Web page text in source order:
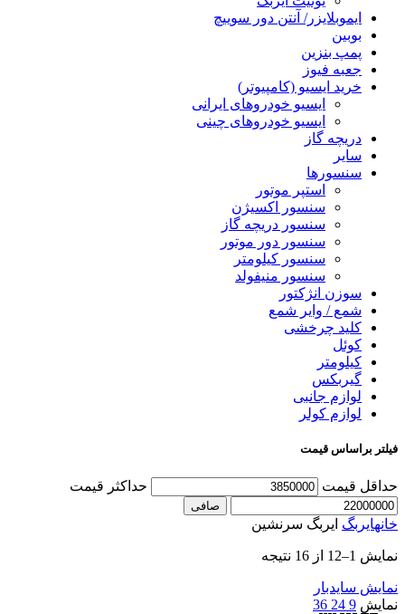
ایموبلایزر/ آنتن دور سوییچ
بوبین
پمپ بنزین
جعبه فیوز
خرید ایسیو (کامپیوتر)
ایسیو خودروهای ایرانی
ایسیو خودروهای چینی
دریچه گاز
سایر
سنسورها
استپر موتور
سنسور اکسیژن
سنسور دریچه گاز
سنسور دور موتور
سنسور کیلومتر
سنسور منیفولد
سوزن انژکتور
شمع / وایر شمع
کلید چرخشی
کوئل
کیلومتر
گیربکس
لوازم جانبی
لوازم کولر
فیلتر براساس قیمت
حداقل قیمت حداكثر قيمت
صافی
خانهایربگ ایربگ سرنشین
نمایش 1–12 از 16 نتیجه
نمایش سایدبار
نمایش 9
24
36